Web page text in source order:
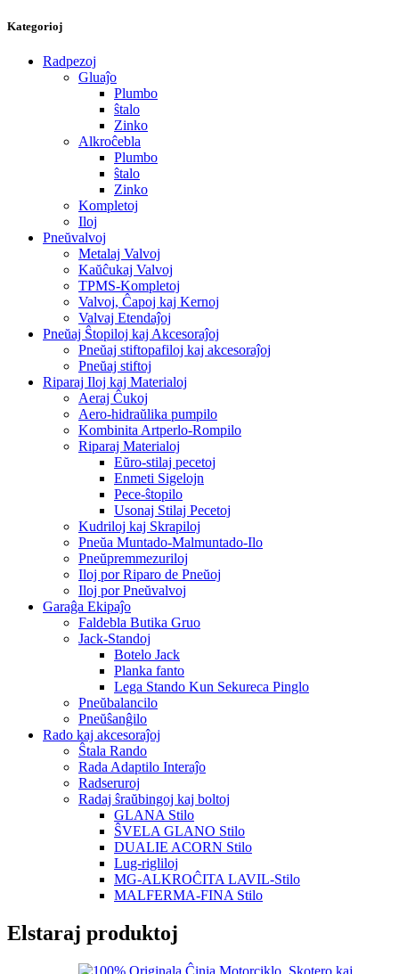
Kategorioj
Radpezoj
Gluaĵo
Plumbo
ŝtalo
Zinko
Alkroĉebla
Plumbo
ŝtalo
Zinko
Kompletoj
Iloj
Pneŭvalvoj
Metalaj Valvoj
Kaŭĉukaj Valvoj
TPMS-Kompletoj
Valvoj, Ĉapoj kaj Kernoj
Valvaj Etendaĵoj
Pneŭaj Ŝtopiloj kaj Akcesoraĵoj
Pneŭaj stiftopafiloj kaj akcesoraĵoj
Pneŭaj stiftoj
Riparaj Iloj kaj Materialoj
Aeraj Ĉukoj
Aero-hidraŭlika pumpilo
Kombinita Artperlo-Rompilo
Riparaj Materialoj
Eŭro-stilaj pecetoj
Enmeti Sigelojn
Pece-ŝtopilo
Usonaj Stilaj Pecetoj
Kudriloj kaj Skrapiloj
Pneŭa Muntado-Malmuntado-Ilo
Pneŭpremmezuriloj
Iloj por Riparo de Pneŭoj
Iloj por Pneŭvalvoj
Garaĝa Ekipaĵo
Faldebla Butika Gruo
Jack-Standoj
Botelo Jack
Planka fanto
Lega Stando Kun Sekureca Pinglo
Pneŭbalancilo
Pneŭŝanĝilo
Rado kaj akcesoraĵoj
Ŝtala Rando
Rada Adaptilo Interaĵo
Radseruroj
Radaj ŝraŭbingoj kaj boltoj
GLANA Stilo
ŜVELA GLANO Stilo
DUALIE ACORN Stilo
Lug-rigliloj
MG-ALKROĈITA LAVIL-Stilo
MALFERMA-FINA Stilo
Elstaraj produktoj